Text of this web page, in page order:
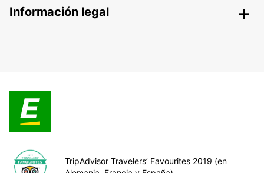
Información legal
TripAdvisor Travelers’ Favourites 2019 (en